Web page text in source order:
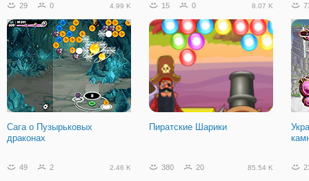
29 0 4.99 K
Сага о Пузырьковых
драконах
15 0 8.07 K
Пиратские Шарики
49 2 2.46 K 380 20 85.54 K